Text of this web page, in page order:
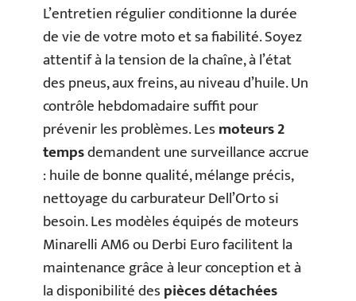
L’entretien régulier conditionne la durée
de vie de votre moto et sa fiabilité. Soyez
attentif à la tension de la chaîne, à l’état
des pneus, aux freins, au niveau d’huile. Un
contrôle hebdomadaire suffit pour
prévenir les problèmes. Lesmoteurs 2
tempsdemandent une surveillance accrue
: huile de bonne qualité, mélange précis,
nettoyage du carburateur Dell’Orto si
besoin. Les modèles équipés de moteurs
Minarelli AM6 ou Derbi Euro facilitent la
maintenance grâce à leur conception et à
la disponibilité despièces détachées